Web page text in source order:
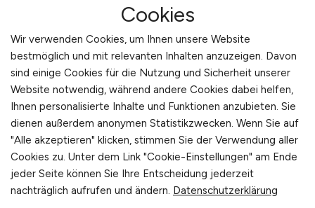
authentischen Informationen über Ihre
Eindruck, der Pflegekräfte nicht nur anspricht,
sondern auch überzeugt.
Beratung anfordern
Fachpflege in der Herzmedizin
strategisch etablieren
Cookies
Wir verwenden Cookies, um Ihnen unsere Website
bestmöglich und mit relevanten Inhalten anzuzeigen. Davon
sind einige Cookies für die Nutzung und Sicherheit unserer
Website notwendig, während andere Cookies dabei helfen,
Ihnen personalisierte Inhalte und Funktionen anzubieten. Sie
dienen außerdem anonymen Statistikzwecken. Wenn Sie auf
"Alle akzeptieren" klicken, stimmen Sie der Verwendung aller
Cookies zu. Unter dem Link "Cookie-Einstellungen" am Ende
jeder Seite können Sie Ihre Entscheidung jederzeit
nachträglich aufrufen und ändern. Datenschutzerklärung